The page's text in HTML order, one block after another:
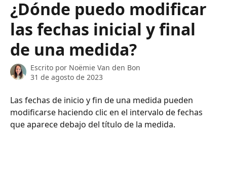
¿Dónde puedo modificar
las fechas inicial y final
de una medida?
Escrito por Noëmie Van den Bon
31 de agosto de 2023
Las fechas de inicio y fin de una medida pueden
modificarse haciendo clic en el intervalo de fechas
que aparece debajo del título de la medida.